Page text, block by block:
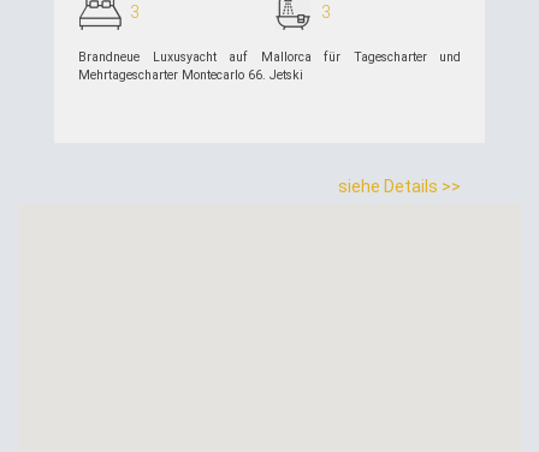
3 3
Brandneue Luxusyacht auf Mallorca für Tagescharter und
Mehrtagescharter Montecarlo 66. Jetski
siehe Details >>